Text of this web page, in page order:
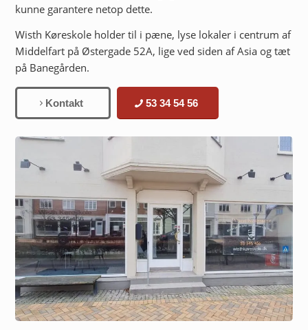
kunne garantere netop dette.
Wisth Køreskole holder til i pæne, lyse lokaler i centrum af
Middelfart på Østergade 52A, lige ved siden af Asia og tæt
på Banegården.
Kontakt 53 34 54 56